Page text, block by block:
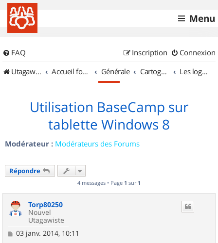
Menu
FAQ Connexion
Inscription
UtagawaVTT (Randos VTT et VTTAE avec traces GPS)
Accueil forum Générale Cartographie et GPS Les logiciels
Utilisation BaseCamp sur
tablette Windows 8
Modérateur : Modérateurs des Forums
Répondre
4 messages • Page 1 sur 1
Torp80250
Nouvel
Utagawiste
M
03 janv. 2014, 10:11